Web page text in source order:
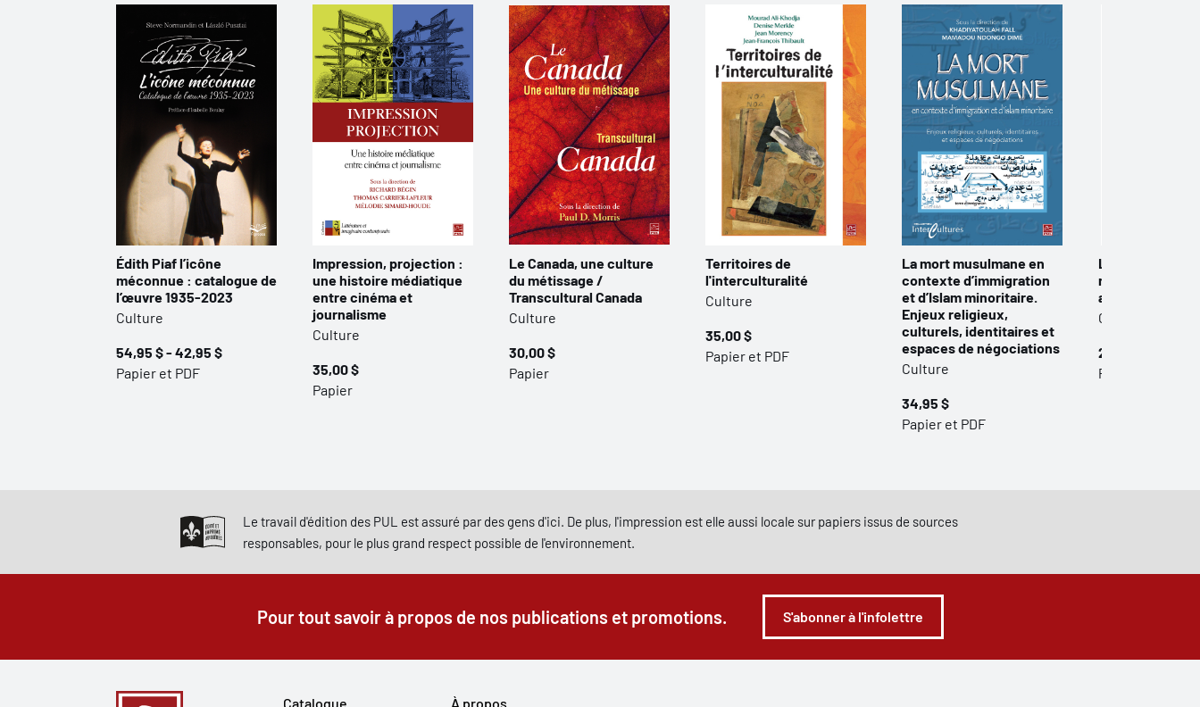
Édith Piaf l’icône
méconnue : catalogue de
l’œuvre 1935-2023
Culture
54,95 $ - 42,95 $
Papier et PDF
Impression, projection :
une histoire médiatique
entre cinéma et
journalisme
Culture
35,00 $
Papier
Le Canada, une culture
du métissage /
Transcultural Canada
Culture
30,00 $
Papier
Territoires de
l'interculturalité
Culture
35,00 $
Papier et PDF
La mort musulmane en
contexte d’immigration
et d’Islam minoritaire.
Enjeux religieux,
culturels, identitaires et
espaces de négociations
Culture
34,95 $
Papier et PDF
La nation sans
religion? Le
ancrages au
Culture
24,95 $
Papier
Le travail d'édition des PUL est assuré par des gens d'ici. De plus, l'impression est elle aussi locale sur papiers issus de sources
responsables, pour le plus grand respect possible de l'environnement.
Pour tout savoir à propos de nos publications et promotions. S'abonner à l'infolettre
Catalogue À propos